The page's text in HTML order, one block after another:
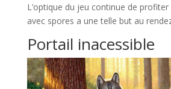
L’optique du jeu continue de profiter
avec spores a une telle but au
Portail inacessible